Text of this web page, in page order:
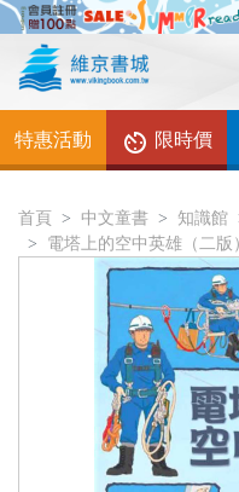
特惠活動 限時價
首頁 中文童書 知識館
電塔上的空中英雄（二版